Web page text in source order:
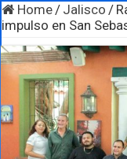
Home / Jalisco /
impulso en San